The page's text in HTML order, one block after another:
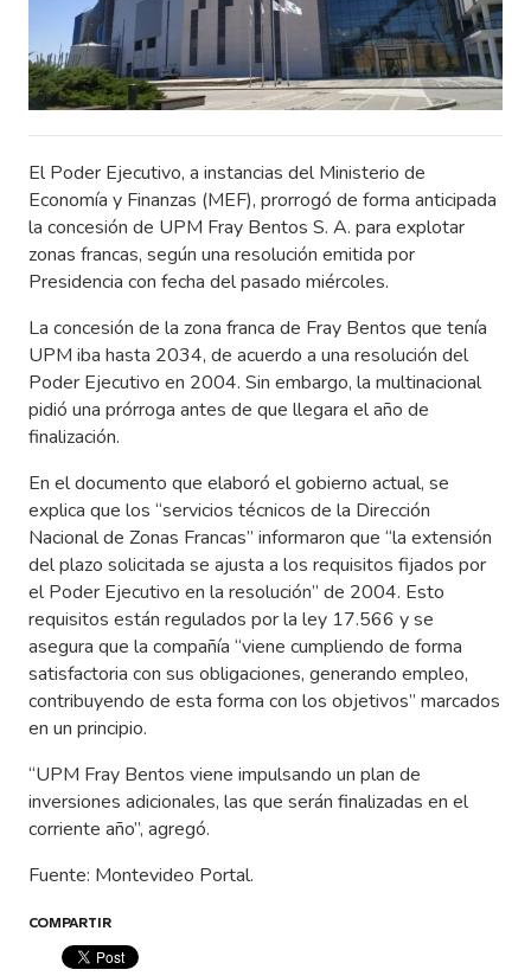
El Poder Ejecutivo, a instancias del Ministerio de
Economía y Finanzas (MEF), prorrogó de forma anticipada
la concesión de UPM Fray Bentos S. A. para explotar
zonas francas, según una resolución emitida por
Presidencia con fecha del pasado miércoles.
La concesión de la zona franca de Fray Bentos que tenía
UPM iba hasta 2034, de acuerdo a una resolución del
Poder Ejecutivo en 2004. Sin embargo, la multinacional
pidió una prórroga antes de que llegara el año de
finalización.
En el documento que elaboró el gobierno actual, se
explica que los “servicios técnicos de la Dirección
Nacional de Zonas Francas” informaron que “la extensión
del plazo solicitada se ajusta a los requisitos fijados por
el Poder Ejecutivo en la resolución” de 2004. Esto
requisitos están regulados por la ley 17.566 y se
asegura que la compañía “viene cumpliendo de forma
satisfactoria con sus obligaciones, generando empleo,
contribuyendo de esta forma con los objetivos” marcados
en un principio.
“UPM Fray Bentos viene impulsando un plan de
inversiones adicionales, las que serán finalizadas en el
corriente año”, agregó.
Fuente: Montevideo Portal.
COMPARTIR